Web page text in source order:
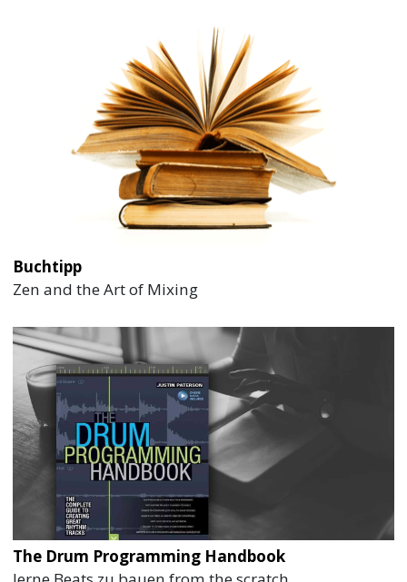
Buchtipp
Zen and the Art of Mixing
The Drum Programming Handbook